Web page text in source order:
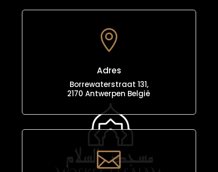

Adres
Borrewaterstraat 131,
2170 Antwerpen België
